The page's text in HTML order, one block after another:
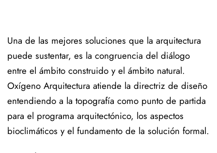
Una de las mejores soluciones que la arquitectura
puede sustentar, es la congruencia del diálogo
entre el ámbito construido y el ámbito natural.
Oxígeno Arquitectura atiende la directriz de diseño
entendiendo a la topografía como punto de partida
para el programa arquitectónico, los aspectos
bioclimáticos y el fundamento de la solución formal.